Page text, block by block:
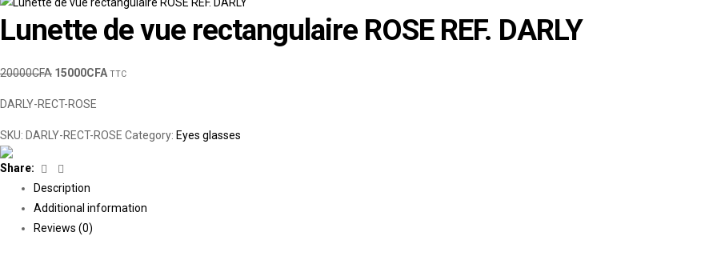
Lunette de vue rectangulaire ROSE REF. DARLY
20000CFA 15000CFA TTC
DARLY-RECT-ROSE
SKU: DARLY-RECT-ROSE Category: Eyes glasses
Share: Facebook
Description
Additional information
Reviews (0)